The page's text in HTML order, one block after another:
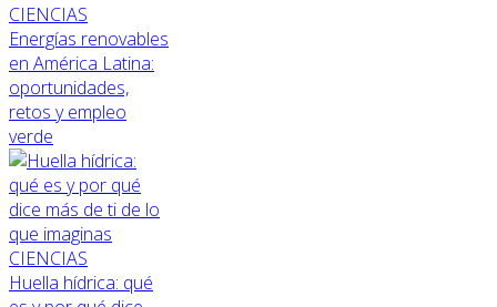
CIENCIAS
Energías renovables
en América Latina:
oportunidades,
retos y empleo
verde
CIENCIAS
Huella hídrica: qué